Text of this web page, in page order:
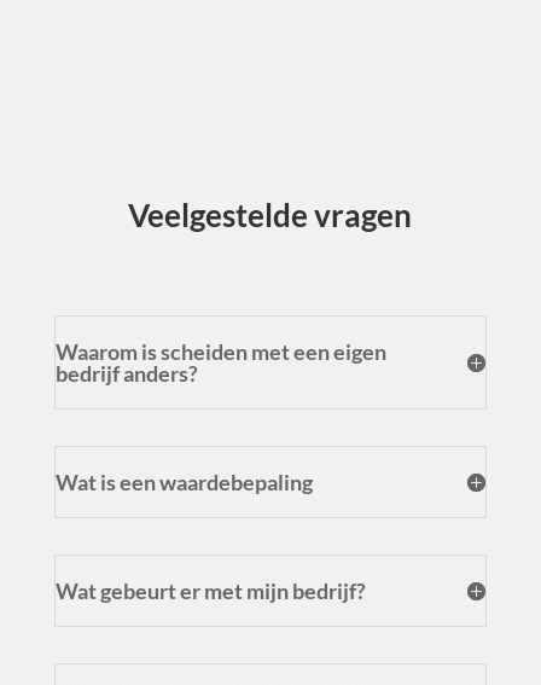
Veelgestelde vragen
Waarom is scheiden met een eigen
bedrijf anders?
Wat is een waardebepaling
Wat gebeurt er met mijn bedrijf?